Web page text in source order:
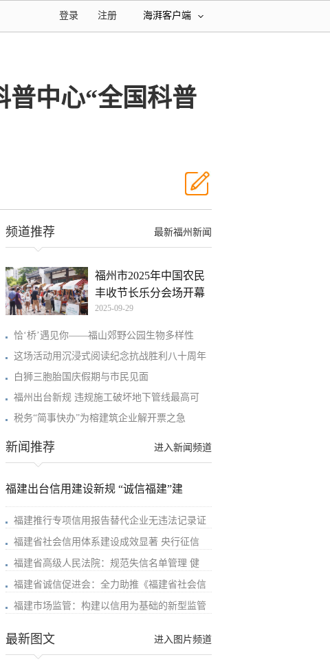
海湃客户端
注册
登录
中心“全国科普
最新福州新闻
频道推荐
福州市2025年中国农民
丰收节长乐分会场开幕
2025-09-29
恰‘桥’遇见你——福山郊野公园生物多样性
这场活动用沉浸式阅读纪念抗战胜利八十周年
白狮三胞胎国庆假期与市民见面
福州出台新规 违规施工破坏地下管线最高可
税务“简事快办”为榕建筑企业解开票之急
进入新闻频道
新闻推荐
福建出台信用建设新规 “诚信福建”建
福建推行专项信用报告替代企业无违法记录证
福建省社会信用体系建设成效显著 央行征信
福建省高级人民法院：规范失信名单管理 健
福建省诚信促进会：全力助推《福建省社会信
福建市场监管：构建以信用为基础的新型监管
进入图片频道
最新图文